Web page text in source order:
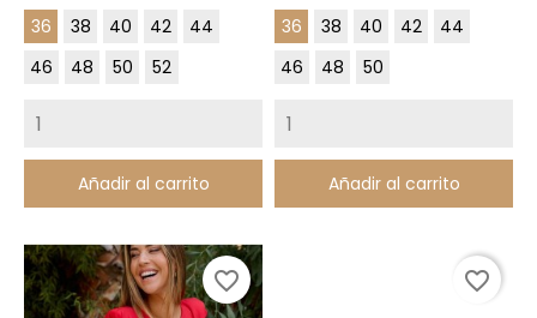
36 38 40 42
44
46
48 50 52
Añadir al carrito
36 38 40 42
44
46
48 50
Añadir al carrito
favorite_border favorite_border